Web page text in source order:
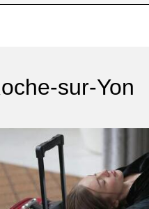
sur-Yon